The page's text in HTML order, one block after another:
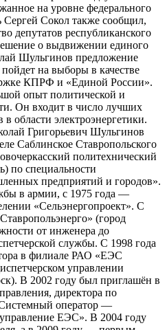
на уровне федерального
Сергей Сокол также сообщил,
депутатов республиканского
о выдвижении единого
Шульгинов предложение
на выборы в качестве
КПРФ и «Единой России».
опыт политической и
Он входит в число лучших
области электроэнергетики.
Григорьевич Шульгинов
Саблинское Ставропольского
политехнический
по специальности
предприятий и городов».
в армии, с 1975 года —
«Сельэнергопроект». С
(город
от инженера до
службы. С 1998 года
в филиале РАО «ЕЭС
управлении
В 2002 году был приглашён в
директора по
оператор —
ЕЭС». В 2004 году